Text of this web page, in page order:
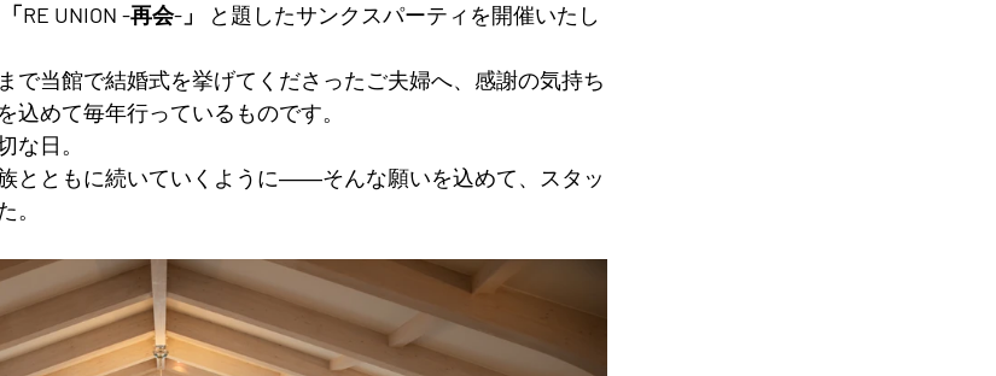
「RE UNION -再会-」
と題したサンクスパーティを開催いたし
で当館で結婚式を挙げてくださったご夫婦へ、感謝の気持ち
込めて毎年行っているものです。
な日。
とともに続いていくように――そんな願いを込めて、スタッ
。